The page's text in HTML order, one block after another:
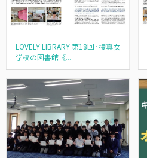
LOVELY LIBRARY 第18回·捜真女
学校の図書館《...